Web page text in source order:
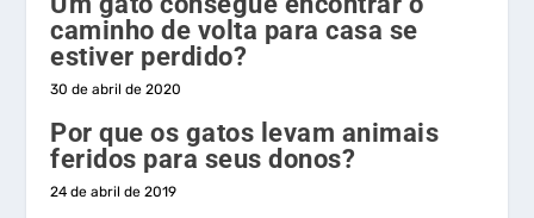
caminho de volta para casa se
estiver perdido?
30 de abril de 2020
Por que os gatos levam animais
feridos para seus donos?
24 de abril de 2019